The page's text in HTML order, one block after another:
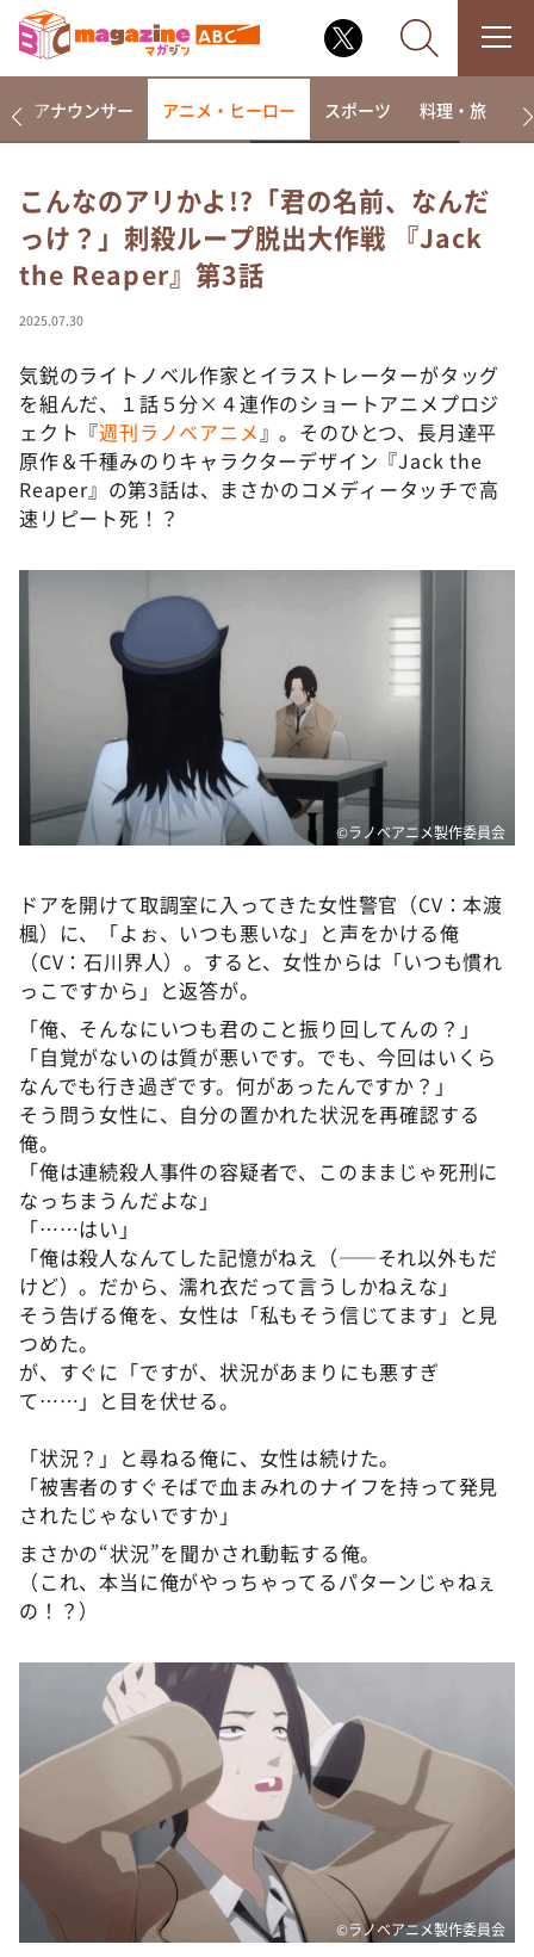
なるみ・岡村の過ぎるTV
相席食堂
これ余談なんですけど・・・
て真剣です
探偵！ナイトスクープ
news おかえり
河合＆A.B.C-Z塚田×福井アナ「なんでやねん！？」
（news おかえり）
朝だ！生です旅サラダ
教えて！ニュースライブ 正義のミカタ
ＬＩＦＥ～夢のカタチ～
新婚さんいらっしゃい！
ポツンと一軒家
ザキ山小屋本館
アナ回覧板
アナウンサー アニメ・ヒーロー スポーツ 料理・旅
こんなのアリかよ!?「君の名前、なんだ
っけ？」刺殺ループ脱出大作戦 『Jack
the Reaper』第3話
2025.07.30
気鋭のライトノベル作家とイラストレーターがタッグ
を組んだ、１話５分×４連作のショートアニメプロジ
ェクト『週刊ラノベアニメ 』。そのひとつ、長月達平
原作＆千種みのりキャラクターデザイン『Jack the
Reaper』の第3話は、まさかのコメディータッチで高
速リピート死！？
©ラノベアニメ製作委員会
ドアを開けて取調室に入ってきた女性警官（CV：本渡
楓）に、「よぉ、いつも悪いな」と声をかける俺
（CV：石川界人）。すると、女性からは「いつも慣れ
っこですから」と返答が。
「俺、そんなにいつも君のこと振り回してんの？」
「自覚がないのは質が悪いです。でも、今回はいくら
なんでも行き過ぎです。何があったんですか？」
そう問う女性に、自分の置かれた状況を再確認する
俺。
「俺は連続殺人事件の容疑者で、このままじゃ死刑に
なっちまうんだよな」
「……はい」
「俺は殺人なんてした記憶がねえ（——それ以外もだ
けど）。だから、濡れ衣だって言うしかねえな」
そう告げる俺を、女性は「私もそう信じてます」と見
つめた。
が、すぐに「ですが、状況があまりにも悪すぎ
て……」と目を伏せる。
「状況？」と尋ねる俺に、女性は続けた。
「被害者のすぐそばで血まみれのナイフを持って発見
されたじゃないですか」
まさかの“状況”を聞かされ動転する俺。
（これ、本当に俺がやっちゃってるパターンじゃねぇ
の！？）
©ラノベアニメ製作委員会